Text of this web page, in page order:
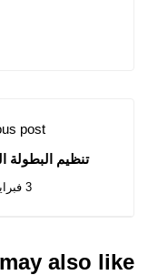
post
تنظيم البطولة
اليابس3 فبراير 2025
also like